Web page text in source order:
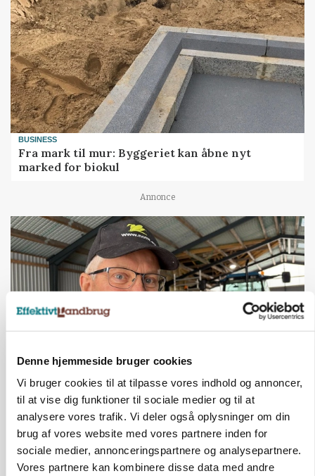
Denne hjemmeside bruger cookies
Vi bruger cookies til at tilpasse vores indhold og annoncer,
til at vise dig funktioner til sociale medier og til at
analysere vores trafik. Vi deler også oplysninger om din
brug af vores website med vores partnere inden for
sociale medier, annonceringspartnere og analysepartnere.
Vores partnere kan kombinere disse data med andre
BUSINESS
Fra mark til mur: Byggeriet kan åbne nyt
marked for biokul
Annonce
POLITIK
»Nu stopper I«: Landbrugsdebattør og
protestgruppe vil demonstrere mod ny
gødskningslov